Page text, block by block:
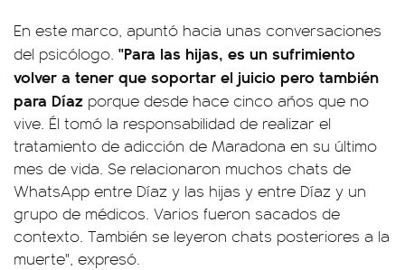
En este marco, apuntó hacia unas conversaciones
del psicólogo. "Para las hijas, es un sufrimiento
volver a tener que soportar el juicio pero también
para Díaz porque desde hace cinco años que no
vive. Él tomó la responsabilidad de realizar el
tratamiento de adicción de Maradona en su último
mes de vida. Se relacionaron muchos chats de
WhatsApp entre Díaz y las hijas y entre Díaz y un
grupo de médicos. Varios fueron sacados de
contexto. También se leyeron chats posteriores a la
muerte", expresó.